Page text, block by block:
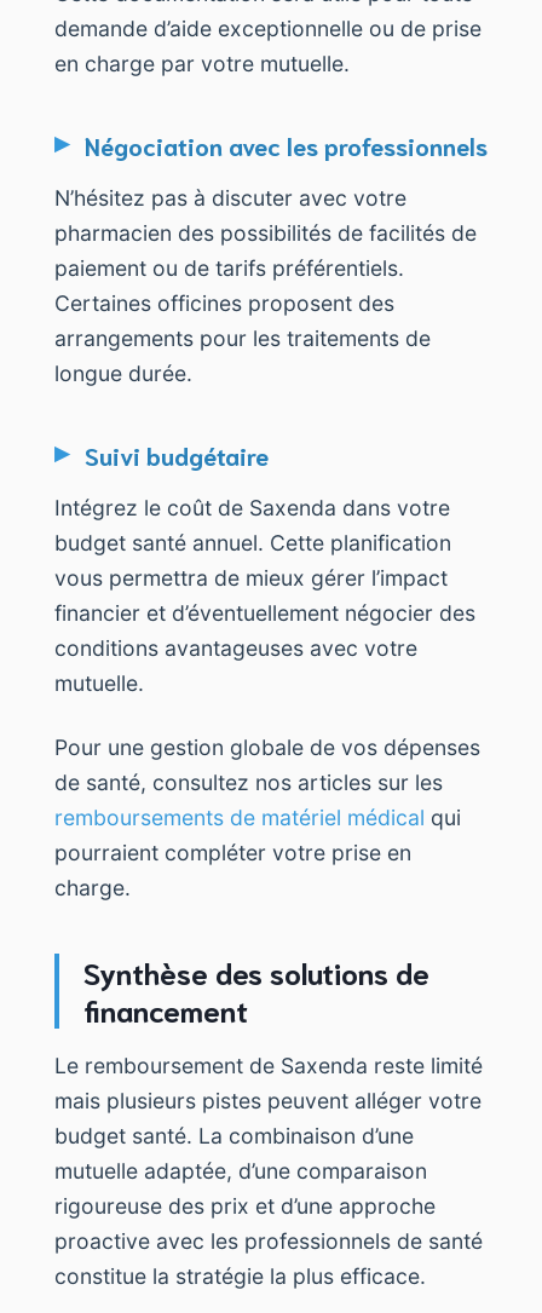
demande d’aide exceptionnelle ou de prise
en charge par votre mutuelle.
Négociation avec les professionnels
N’hésitez pas à discuter avec votre
pharmacien des possibilités de facilités de
paiement ou de tarifs préférentiels.
Certaines officines proposent des
arrangements pour les traitements de
longue durée.
Suivi budgétaire
Intégrez le coût de Saxenda dans votre
budget santé annuel. Cette planification
vous permettra de mieux gérer l’impact
financier et d’éventuellement négocier des
conditions avantageuses avec votre
mutuelle.
Pour une gestion globale de vos dépenses
de santé, consultez nos articles sur les
remboursements de matériel médical qui
pourraient compléter votre prise en
charge.
Synthèse des solutions de
financement
Le remboursement de Saxenda reste limité
mais plusieurs pistes peuvent alléger votre
budget santé. La combinaison d’une
mutuelle adaptée, d’une comparaison
rigoureuse des prix et d’une approche
proactive avec les professionnels de santé
constitue la stratégie la plus efficace.